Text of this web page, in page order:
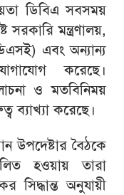
ডিবিএ সবসময়
সরকারি মন্ত্রণালয়,
এবং অন্যান্য
করেছে।
ও মতবিনিময়
করেছে।
উপদেষ্টার বৈঠকে
হওয়ায় তারা
সিদ্ধান্ত অনুযায়ী